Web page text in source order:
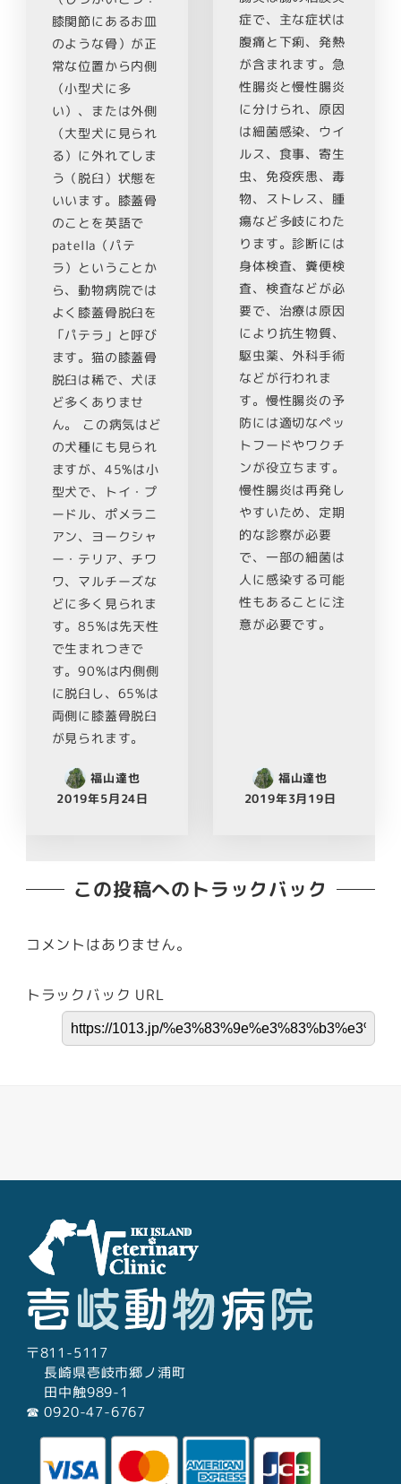
膝関節にあるお皿
のような骨）が正
常な位置から内側
（小型犬に多
い）、または外側
（大型犬に見られ
る）に外れてしま
う（脱臼）状態を
いいます。膝蓋骨
のことを英語で
patella（パテ
ラ）ということか
ら、動物病院では
よく膝蓋骨脱臼を
「パテラ」と呼び
ます。猫の膝蓋骨
脱臼は稀で、犬ほ
ど多くありませ
ん。 この病気はど
の犬種にも見られ
ますが、45%は小
型犬で、トイ・プ
ードル、ポメラニ
アン、ヨークシャ
ー・テリア、チワ
ワ、マルチーズな
どに多く見られま
す。85%は先天性
で生まれつきで
す。90%は内側側
に脱臼し、65%は
両側に膝蓋骨脱臼
が見られます。
福山達也
2019年5月24日
症で、主な症状は
腹痛と下痢、発熱
が含まれます。急
性腸炎と慢性腸炎
に分けられ、原因
は細菌感染、ウイ
ルス、食事、寄生
虫、免疫疾患、毒
物、ストレス、腫
瘍など多岐にわた
ります。診断には
身体検査、糞便検
査、検査などが必
要で、治療は原因
により抗生物質、
駆虫薬、外科手術
などが行われま
す。慢性腸炎の予
防には適切なペッ
トフードやワクチ
ンが役立ちます。
慢性腸炎は再発し
やすいため、定期
的な診察が必要
で、一部の細菌は
人に感染する可能
性もあることに注
意が必要です。
福山達也
2019年3月19日
この投稿へのトラックバック
コメントはありません。
トラックバック URL
〒811-5117
長崎県壱岐市郷ノ浦町
田中触989-1
☎︎ 0920-47-6767